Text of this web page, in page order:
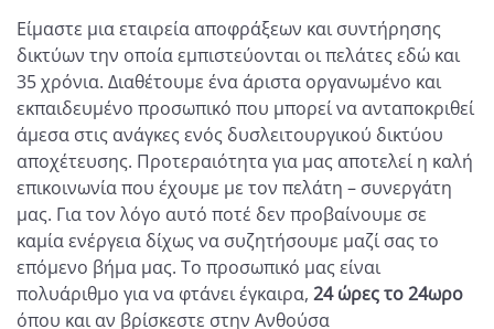
Είμαστε μια εταιρεία αποφράξεων και συντήρησης
δικτύων την οποία εμπιστεύονται οι πελάτες εδώ και
35 χρόνια. Διαθέτουμε ένα άριστα οργανωμένο και
εκπαιδευμένο προσωπικό που μπορεί να ανταποκριθεί
άμεσα στις ανάγκες ενός δυσλειτουργικού δικτύου
αποχέτευσης. Προτεραιότητα για μας αποτελεί η καλή
επικοινωνία που έχουμε με τον πελάτη – συνεργάτη
μας. Για τον λόγο αυτό ποτέ δεν προβαίνουμε σε
καμία ενέργεια δίχως να συζητήσουμε μαζί σας το
επόμενο βήμα μας. Το προσωπικό μας είναι
πολυάριθμο για να φτάνει έγκαιρα, 24 ώρες το 24ωρο
όπου και αν βρίσκεστε στην Ανθούσα